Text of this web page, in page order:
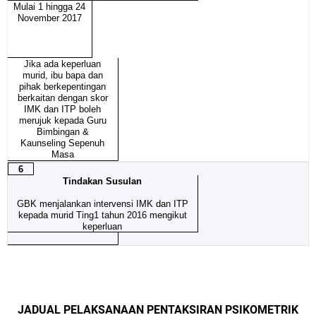
Mulai 1 hingga 24
November 2017
Jika ada keperluan
murid, ibu bapa dan
pihak berkepentingan
berkaitan dengan skor
IMK dan ITP boleh
merujuk kepada Guru
Bimbingan &
Kaunseling Sepenuh
Masa
6
Tindakan Susulan
GBK menjalankan intervensi IMK dan ITP
kepada murid Ting1 tahun 2016 mengikut
keperluan
JADUAL PELAKSANAAN PENTAKSIRAN PSIKOMETRIK